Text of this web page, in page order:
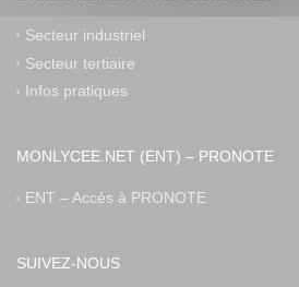
Secteur industriel
Secteur tertiaire
Infos pratiques
MONLYCEE.NET (ENT) – PRONOTE
ENT – Accès à PRONOTE
SUIVEZ-NOUS